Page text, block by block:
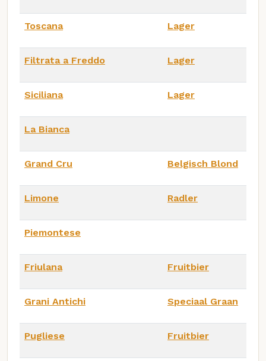
Toscana Lager
Filtrata a Freddo Lager
Siciliana Lager
La Bianca
Grand Cru Belgisch Blond
Limone Radler
Piemontese
Friulana Fruitbier
Grani Antichi Speciaal Graan
Pugliese Fruitbier